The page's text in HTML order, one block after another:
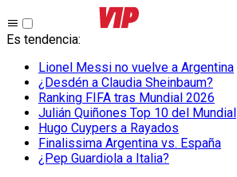
Es tendencia:
Lionel Messi no vuelve a Argentina
¿Desdén a Claudia Sheinbaum?
Ranking FIFA tras Mundial 2026
Julián Quiñones Top 10 del Mundial
Hugo Cuypers a Rayados
Finalissima Argentina vs. España
¿Pep Guardiola a Italia?